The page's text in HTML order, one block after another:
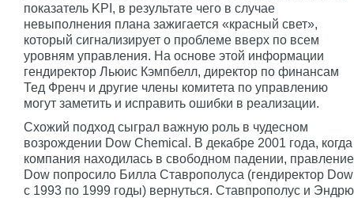
показатель KPI, в результате чего в случае
невыполнения плана зажигается «красный свет»,
который сигнализирует о проблеме вверх по всем
уровням управления. На основе этой информации
гендиректор Льюис Кэмпбелл, директор по финансам
Тед Френч и другие члены комитета по управлению
могут заметить и исправить ошибки в реализации.
Схожий подход сыграл важную роль в чудесном
возрождении Dow Chemical. В декабре 2001 года, когда
компания находилась в свободном падении, правление
Dow попросило Билла Ставрополуса (гендиректор Dow
с 1993 по 1999 годы) вернуться. Ставпрополус и Эндрю